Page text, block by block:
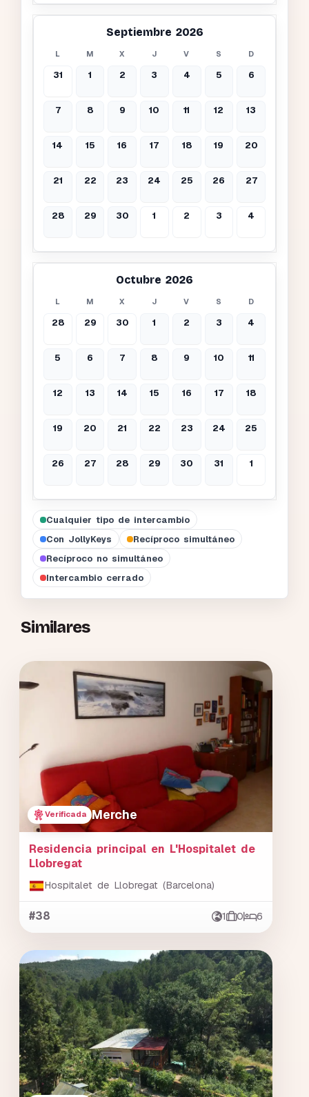
Septiembre 2026
L M X J V S D
31 1 2 3 4 5 6
7 8 9 10 11 12 13
14 15 16 17 18 19 20
21 22 23 24 25 26 27
28 29 30 1 2 3 4
Octubre 2026
L M X J V S D
28 29 30 1 2 3 4
5 6 7 8 9 10 11
12 13 14 15 16 17 18
19 20 21 22 23 24 25
26 27 28 29 30 31 1
Cualquier tipo de intercambio
Con JollyKeys
Recíproco simultáneo
Recíproco no simultáneo
Intercambio cerrado
Similares
Verificada Merche
Residencia principal en L'Hospitalet de
Llobregat
Hospitalet de Llobregat (Barcelona)
#38 1 0 6